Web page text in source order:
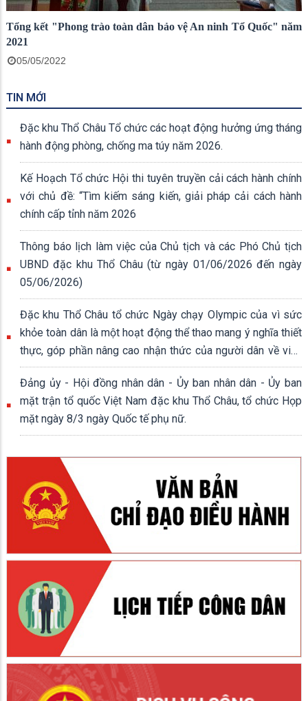
Tổng kết "Phong trào toàn dân bảo vệ An ninh Tổ Quốc" năm
2021
05/05/2022
TIN MỚI
Đặc khu Thổ Châu Tổ chức các hoạt động hưởng ứng tháng
hành động phòng, chống ma túy năm 2026.
Kế Hoạch Tổ chức Hội thi tuyên truyền cải cách hành chính
với chủ đề: “Tìm kiếm sáng kiến, giải pháp cải cách hành
chính cấp tỉnh năm 2026
Thông báo lịch làm việc của Chủ tịch và các Phó Chủ tịch
UBND đặc khu Thổ Châu (từ ngày 01/06/2026 đến ngày
05/06/2026)
Đặc khu Thổ Châu tổ chức Ngày chạy Olympic của vì sức
khỏe toàn dân là một hoạt động thể thao mang ý nghĩa thiết
thực, góp phần nâng cao nhận thức của người dân về việc
rèn luyện thân thể, xây dựng lối sống lành mạnh.
Đảng ủy - Hội đồng nhân dân - Ủy ban nhân dân - Ủy ban
mặt trận tổ quốc Việt Nam đặc khu Thổ Châu, tổ chức Họp
mặt ngày 8/3 ngày Quốc tế phụ nữ.